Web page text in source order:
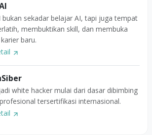
bukan sekadar belajar AI, tapi juga tempat
membuktikan skill, dan membuka
baru.
white hacker mulai dari dasar dibimbing
tersertifikasi internasional.